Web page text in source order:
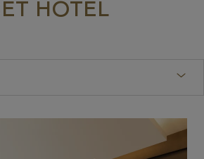
HÔTEL